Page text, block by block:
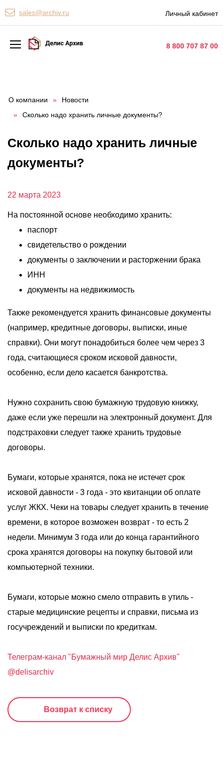
sales@archiv.ru Личный кабинет
8 800 707 87 00
Персональные сервисы
Хранение документов
Уничтожение документов
Акции
Реализованные проекты
О компании »
Новости
»
Сколько надо хранить личные документы?
Сколько надо хранить личные
документы?
22 марта 2023
На постоянной основе необходимо хранить:
паспорт
свидетельство о рождении
документы о заключении и расторжении брака
ИНН
документы на недвижимость
Также рекомендуется хранить финансовые документы
(например, кредитные договоры, выписки, иные
справки). Они могут понадобиться более чем через 3
года, считающиеся сроком исковой давности,
особенно, если дело касается банкротства.
Нужно сохранить свою бумажную трудовую книжку,
даже если уже перешли на электронный документ. Для
подстраховки следует также хранить трудовые
договоры.
Бумаги, которые хранятся, пока не истечет срок
исковой давности - 3 года - это квитанции об оплате
услуг ЖКХ. Чеки на товары следует хранить в течение
времени, в которое возможен возврат - то есть 2
недели. Минимум 3 года или до конца гарантийного
срока хранятся договоры на покупку бытовой или
компьютерной техники.
Бумаги, которые можно смело отправить в утиль -
старые медицинские рецепты и справки, письма из
госучреждений и выписки по кредиткам.
Телеграм-канал "Бумажный мир Делис Архив"
@delisarchiv
Возврат к списку